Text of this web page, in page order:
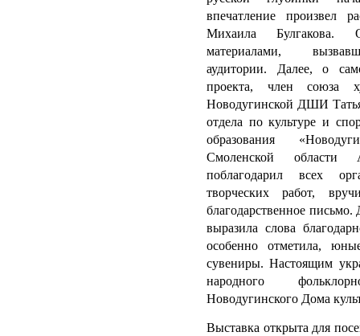
впечатление произвел
Михаила Булгакова.
материалами,
аудитории. Далее, о
проекта, член союза
Новодугинской ДШИ
отдела по культуре и
образования
Смоленской области
поблагодарил всех
творческих работ,
благодарственное письмо.
выразила слова
особенно отметила,
сувениры.Настоящим
народного
Новодугинского Дома
Выставка открыта для